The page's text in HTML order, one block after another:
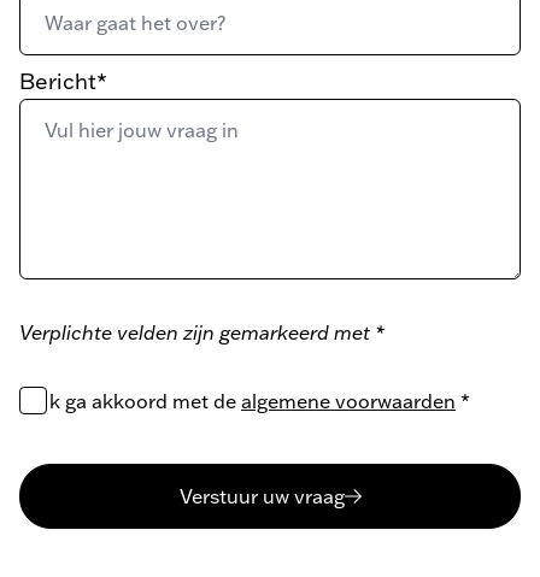
Bericht*
Verplichte velden zijn gemarkeerd met *
Ik ga akkoord met de algemene voorwaarden *
Verstuur uw vraag